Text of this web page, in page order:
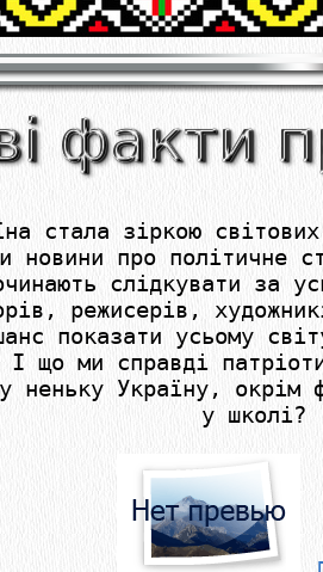
стала зіркою
новини про політичне
слідкувати за
режисерів,
показати усьому
І що ми справді
неньку Україну, окрім
у школі?